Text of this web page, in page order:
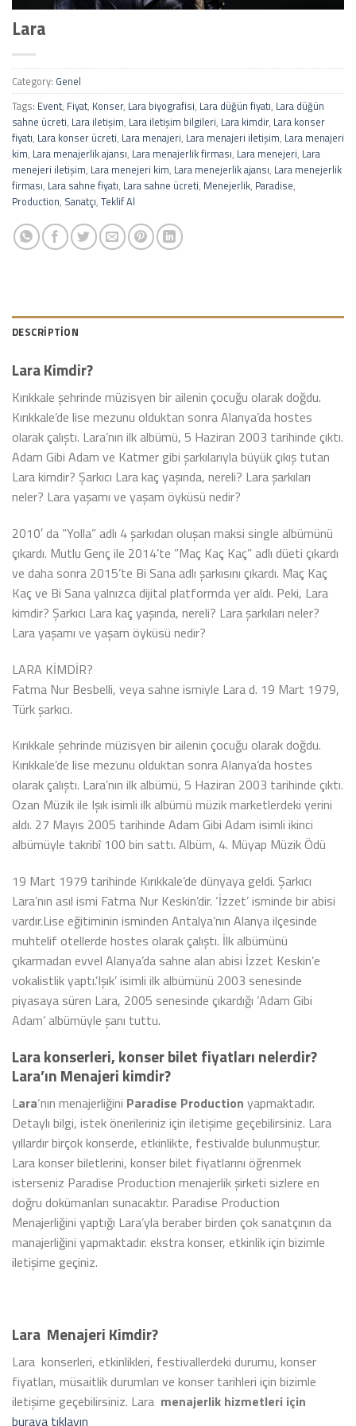
Lara
Category: Genel
Tags: Event, Fiyat, Konser, Lara biyografisi, Lara düğün fiyatı, Lara düğün
sahne ücreti, Lara iletişim, Lara iletişim bilgileri, Lara kimdir, Lara konser
fiyatı, Lara konser ücreti, Lara menajeri, Lara menajeri iletişim, Lara menajeri
kim, Lara menajerlik ajansı, Lara menajerlik firması, Lara menejeri, Lara
menejeri iletişim, Lara menejeri kim, Lara menejerlik ajansı, Lara menejerlik
firması, Lara sahne fiyatı, Lara sahne ücreti, Menejerlik, Paradise,
Production, Sanatçı, Teklif Al
DESCRIPTION
Lara Kimdir?
Kırıkkale şehrinde müzisyen bir ailenin çocuğu olarak doğdu.
Kırıkkale’de lise mezunu olduktan sonra Alanya’da hostes
olarak çalıştı. Lara’nın ilk albümü, 5 Haziran 2003 tarihinde çıktı.
Adam Gibi Adam ve Katmer gibi şarkılarıyla büyük çıkış tutan
Lara kimdir? Şarkıcı Lara kaç yaşında, nereli? Lara şarkıları
neler? Lara yaşamı ve yaşam öyküsü nedir?
2010′ da ”Yolla” adlı 4 şarkıdan oluşan maksi single albümünü
çıkardı. Mutlu Genç ile 2014’te ”Maç Kaç Kaç” adlı düeti çıkardı
ve daha sonra 2015’te Bi Sana adlı şarkısını çıkardı. Maç Kaç
Kaç ve Bi Sana yalnızca dijital platformda yer aldı. Peki, Lara
kimdir? Şarkıcı Lara kaç yaşında, nereli? Lara şarkıları neler?
Lara yaşamı ve yaşam öyküsü nedir?
LARA KİMDİR?
Fatma Nur Besbelli, veya sahne ismiyle Lara d. 19 Mart 1979,
Türk şarkıcı.
Kırıkkale şehrinde müzisyen bir ailenin çocuğu olarak doğdu.
Kırıkkale’de lise mezunu olduktan sonra Alanya’da hostes
olarak çalıştı. Lara’nın ilk albümü, 5 Haziran 2003 tarihinde çıktı.
Ozan Müzik ile Işık isimli ilk albümü müzik marketlerdeki yerini
aldı. 27 Mayıs 2005 tarihinde Adam Gibi Adam isimli ikinci
albümüyle takribî 100 bin sattı. Albüm, 4. Müyap Müzik Ödü
19 Mart 1979 tarihinde Kırıkkale’de dünyaya geldi. Şarkıcı
Lara’nın asıl ismi Fatma Nur Keskin’dir. ‘İzzet’ isminde bir abisi
vardır.Lise eğitiminin isminden Antalya’nın Alanya ilçesinde
muhtelif otellerde hostes olarak çalıştı. İlk albümünü
çıkarmadan evvel Alanya’da sahne alan abisi İzzet Keskin’e
vokalistlik yaptı.’Işık’ isimli ilk albümünü 2003 senesinde
piyasaya süren Lara, 2005 senesinde çıkardığı ‘Adam Gibi
Adam’ albümüyle şanı tuttu.
Lara konserleri, konser bilet fiyatları nelerdir?
Lara’ın Menajeri kimdir?
Lara‘nın menajerliğini Paradise Production yapmaktadır.
Detaylı bilgi, istek önerileriniz için iletişime geçebilirsiniz. Lara
yıllardır birçok konserde, etkinlikte, festivalde bulunmuştur.
Lara konser biletlerini, konser bilet fiyatlarını öğrenmek
isterseniz Paradise Production menajerlik şirketi sizlere en
doğru dokümanları sunacaktır. Paradise Production
Menajerliğini yaptığı Lara’yla beraber birden çok sanatçının da
manajerliğini yapmaktadır. ekstra konser, etkinlik için bizimle
iletişime geçiniz.
Lara Menajeri Kimdir?
Lara konserleri, etkinlikleri, festivallerdeki durumu, konser
fiyatları, müsaitlik durumları ve konser tarihleri için bizimle
iletişime geçebilirsiniz. Lara menajerlik hizmetleri için
buraya tıklayın